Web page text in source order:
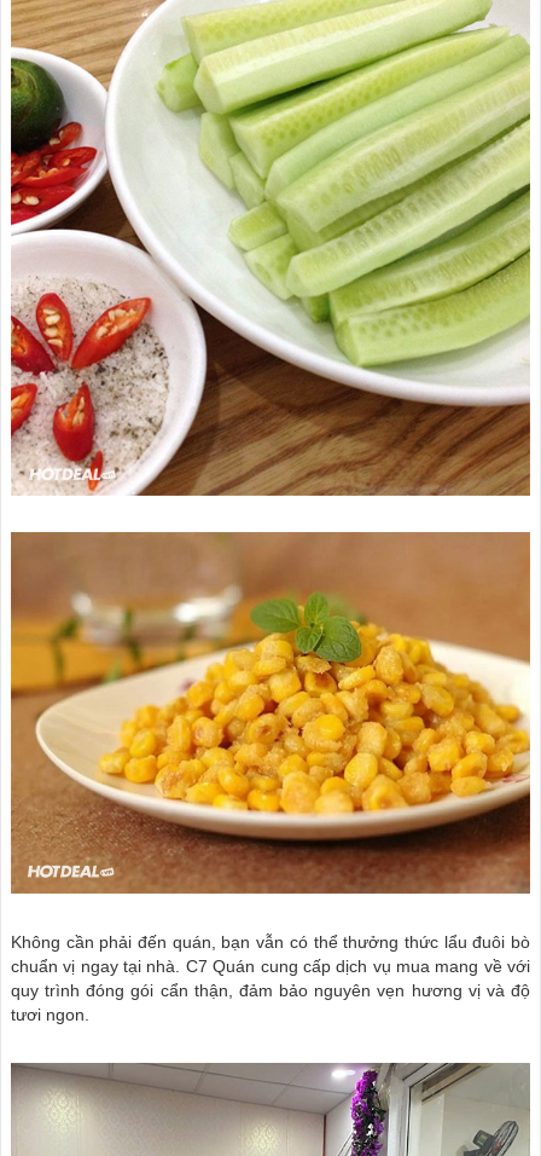
Không cần phải đến quán, bạn vẫn có thể thưởng thức lẩu đuôi bò
chuẩn vị ngay tại nhà. C7 Quán cung cấp dịch vụ mua mang về với
quy trình đóng gói cẩn thận, đảm bảo nguyên vẹn hương vị và độ
tươi ngon.